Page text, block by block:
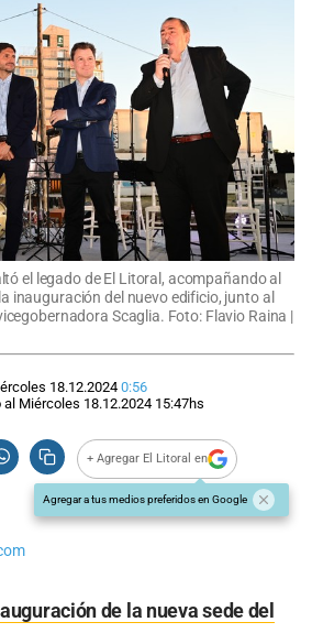
el legado de El Litoral, acompañando al
inauguración del nuevo edificio, junto al
Scaglia. Foto: Flavio Raina |
18.12.2024 0:56
al Miércoles 18.12.2024 15:47hs
+ Agregar El Litoral en
Agregar a tus medios preferidos en Google
de la nueva sede del